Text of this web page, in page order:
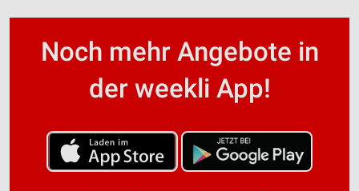
Noch mehr Angebote in
der weekli App!